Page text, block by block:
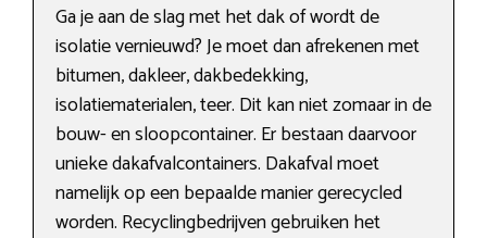
Ga je aan de slag met het dak of wordt de
isolatie vernieuwd? Je moet dan afrekenen met
bitumen, dakleer, dakbedekking,
isolatiematerialen, teer. Dit kan niet zomaar in de
bouw- en sloopcontainer. Er bestaan daarvoor
unieke dakafvalcontainers. Dakafval moet
namelijk op een bepaalde manier gerecycled
worden. Recyclingbedrijven gebruiken het